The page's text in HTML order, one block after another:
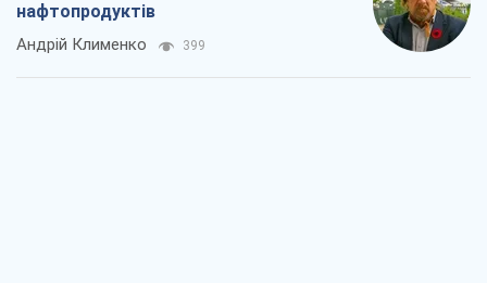
нафтопродуктів
Андрій Клименко 399